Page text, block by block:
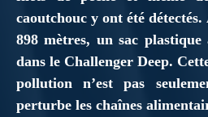
caoutchouc y ont été détectés.
898 mètres, un sac
dans le Challenger Deep.
pollution n’est pas
perturbe les chaînes